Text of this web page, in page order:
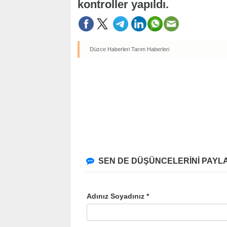
kontroller yapıldı.
Düzce Haberleri Tarım Haberleri
SEN DE DÜŞÜNCELERİNİ
Adınız Soyadınız *